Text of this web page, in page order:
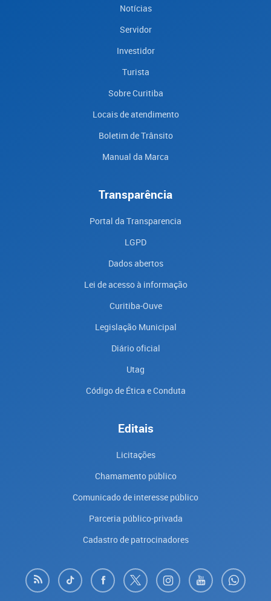
Notícias
Servidor
Investidor
Turista
Sobre Curitiba
Locais de atendimento
Boletim de Trânsito
Manual da Marca
Transparência
Portal da Transparencia
LGPD
Dados abertos
Lei de acesso à informação
Curitiba-Ouve
Legislação Municipal
Diário oficial
Utag
Código de Ética e Conduta
Editais
Licitações
Chamamento público
Comunicado de interesse público
Parceria público-privada
Cadastro de patrocinadores